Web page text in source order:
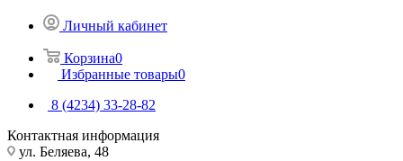
Личный кабинет
Корзина0
Избранные товары0
8 (4234) 33-28-82
Контактная информация
ул. Беляева, 48